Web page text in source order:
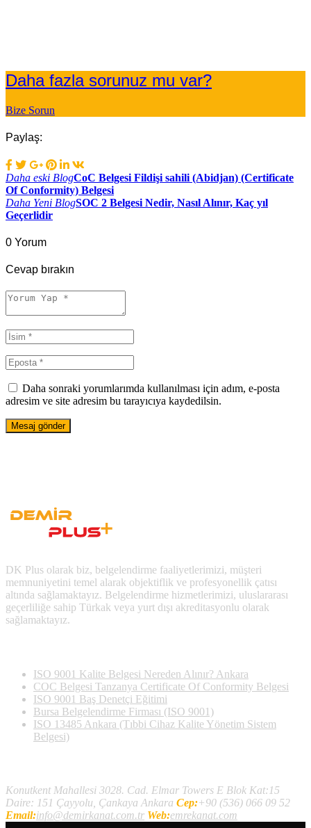
Daha fazla sorunuz mu var?
Bize Sorun
Paylaş:
Yazı
gezinmesi
Daha eski BlogCoC Belgesi Fildişi sahili (Abidjan) (Certificate
Of Conformity) Belgesi
Daha Yeni BlogSOC 2 Belgesi Nedir, Nasıl Alınır, Kaç yıl
Geçerlidir
0 Yorum
Cevap bırakın
Daha sonraki yorumlarımda kullanılması için adım, e-posta
adresim ve site adresim bu tarayıcıya kaydedilsin.
DK Plus olarak biz, belgelendirme faaliyetlerimizi, müşteri
memnuniyetini temel alarak objektiflik ve profesyonellik çatısı
altında sağlamaktayız. Belgelendirme hizmetlerimizi, uluslararası
geçerliliğe sahip Türkak veya yurt dışı akreditasyonlu olarak
sağlamaktayız.
ISO 9001 Kalite Belgesi Nereden Alınır? Ankara
COC Belgesi Tanzanya Certificate Of Conformity Belgesi
ISO 9001 Baş Denetçi Eğitimi
Bursa Belgelendirme Firması (ISO 9001)
ISO 13485 Ankara (Tıbbi Cihaz Kalite Yönetim Sistem
Belgesi)
Konutkent Mahallesi 3028. Cad. Elmar Towers E Blok Kat:15
Daire: 151 Çayyolu, Çankaya Ankara Cep:+90 (536) 066 09 52
Email:info@demirkanat.com.tr Web:emrekanat.com